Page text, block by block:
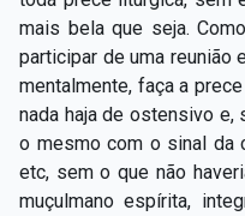
mais bela que seja.
participar de uma reunião
mentalmente, faça a
nada haja de ostensivo e,
o mesmo com o sinal da
etc, sem o que não
muçulmano espírita,